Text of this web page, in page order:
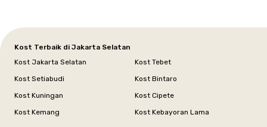
Kost Terbaik di Jakarta Selatan
Kost Jakarta Selatan
Kost Tebet
Kost Setiabudi
Kost Bintaro
Kost Kuningan
Kost Cipete
Kost Kemang
Kost Kebayoran Lama